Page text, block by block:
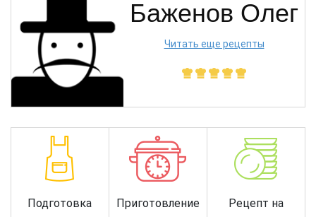
Баженов Олег
Читать еще рецепты
Подготовка Приготовление Рецепт на